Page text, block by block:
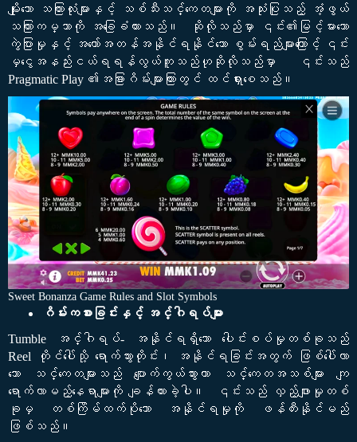
မျိုးသော သကြားလုံးများနှင့် သစ်သီးသင်္ကေတများကို အသုံးပြုသည့် အံ့ဖွယ်
သကြားကမ္ဘာကို အခြေခံထားသည်။ ဆိုလိုသည်မှာ ၎င်း၏မြင့်မားသော
ကွဲပြားမှုနှင့် အတော်အတန်အနိုင်ရနိုင်သော စွမ်းရည်များကြောင့် ၎င်း
မှငွေအနည်းငယ်ရရန်လွယ်ကူသည်ဟုဆိုလိုသည်မှာ ၎င်းသည်
Pragmatic Play ၏အခြားဂိမ်းများကြားတွင် ထင်ရှားစေသည်။
Sweet Bonanza Game Rules and Slot Symbols
ဂိမ်းကစားခြင်းနှင့် အင်္ဂါရပ်များ
Tumble အင်္ဂါရပ်- အနိုင်ရရှိသော ပေါင်းစပ်မှုတစ်ခုသည်
Reel တိုင်ပေါ်သို့ ရောက်သွားတိုင်း၊ အနိုင်ရခြင်းအတွက် ဖြစ်ပေါ်လာ
သော သင်္ကေတများသည် ပျောက်ကွယ်သွားကာ သင်္ကေတအသစ်များ ကျ
ရောက်လာမည့်နေရာများကို ချန်ထားခဲ့ပါ။ ၎င်းသည် လှည့်ဖျားမှုတစ်
ခုမှ တစ်ကြိမ်ထက်ပိုသော အနိုင်ရမှုကို ဖန်တီးနိုင်မည်
ဖြစ်သည်။